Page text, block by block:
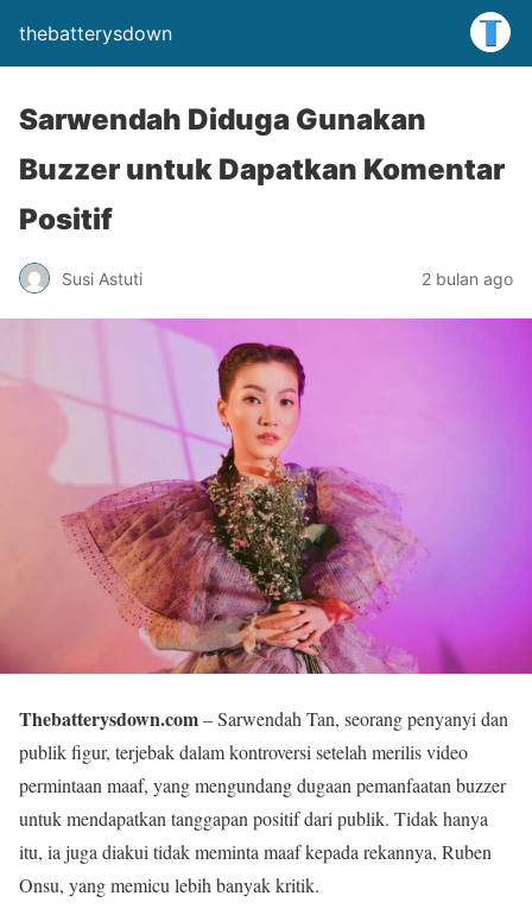
thebatterysdown
Sarwendah Diduga Gunakan
Buzzer untuk Dapatkan Komentar
Positif
Susi Astuti 2 bulan ago
Thebatterysdown.com– Sarwendah Tan, seorang penyanyi dan
publik figur, terjebak dalam kontroversi setelah merilis video
permintaan maaf, yang mengundang dugaan pemanfaatan buzzer
untuk mendapatkan tanggapan positif dari publik. Tidak hanya
itu, ia juga diakui tidak meminta maaf kepada rekannya, Ruben
Onsu, yang memicu lebih banyak kritik.